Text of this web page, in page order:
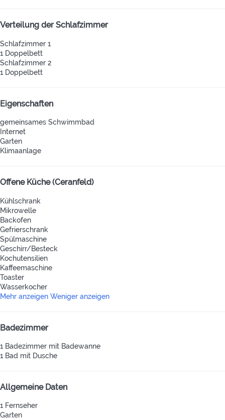
Verteilung der Schlafzimmer
Schlafzimmer 1
1 Doppelbett
Schlafzimmer 2
1 Doppelbett
Eigenschaften
gemeinsames Schwimmbad
Internet
Garten
Klimaanlage
Offene Küche (Ceranfeld)
Kühlschrank
Mikrowelle
Backofen
Gefrierschrank
Spülmaschine
Geschirr/Besteck
Kochutensilien
Kaffeemaschine
Toaster
Wasserkocher
Mehr anzeigen Weniger anzeigen
Badezimmer
1 Badezimmer mit Badewanne
1 Bad mit Dusche
Allgemeine Daten
1 Fernseher
Garten